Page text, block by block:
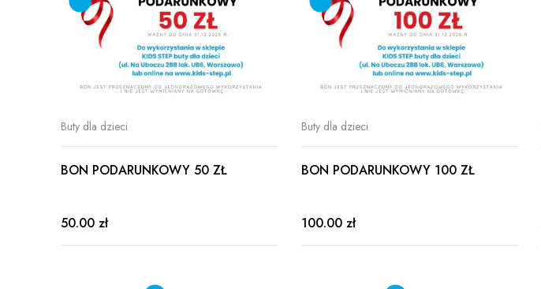
Buty dla dzieci
BON PODARUNKOWY 50 ZŁ
50.00 zł
Buty dla dzieci
BON PODARUNKOWY 100 ZŁ
100.00 zł